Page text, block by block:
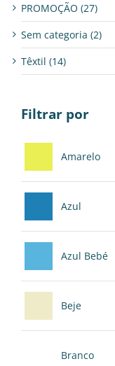
PROMOÇÃO (27)
Sem categoria (2)
Têxtil (14)
Filtrar por
Amarelo
Azul
Azul Bebé
Beje
Branco